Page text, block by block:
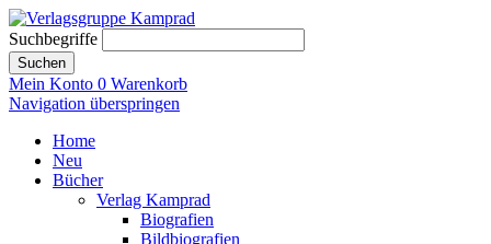
Suchbegriffe
Suchen
Mein Konto 0 Warenkorb
Navigation überspringen
Home
Neu
Bücher
Verlag Kamprad
Biografien
Bildbiografien